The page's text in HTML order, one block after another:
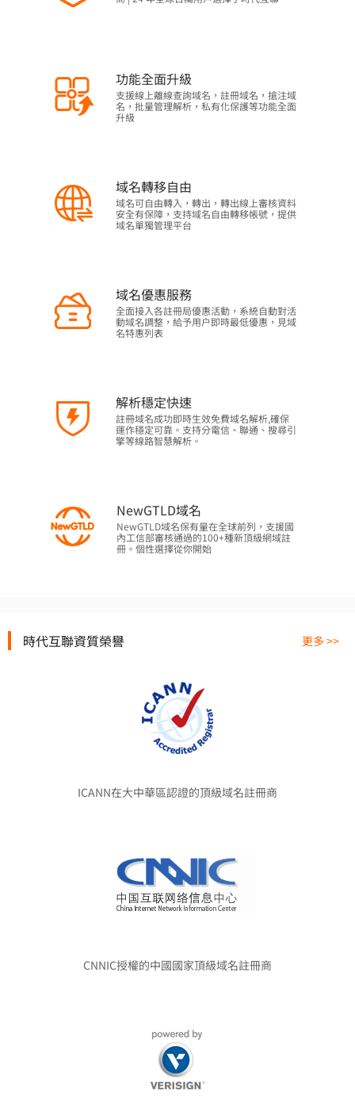
功能全面升級
支援線上離線查詢域名，註冊域名，搶注域
名，批量管理解析，私有化保護等功能全面
升級
域名轉移自由
域名可自由轉入，轉出，轉出線上審核資料
安全有保障，支持域名自由轉移帳號，提供
域名單獨管理平台
域名優惠服務
全面接入各註冊局優惠活動，系統自動對活
動域名調整，給予用户即時最低優惠，見域
名特惠列表
解析穩定快速
註冊域名成功即時生效免費域名解析,確保
運作穩定可靠。支持分電信、聯通、搜尋引
擎等線路智慧解析。
NewGTLD域名
NewGTLD域名保有量在全球前列，支援國
內工信部審核通過的100+種新頂級網域註
冊。個性選擇從你開始
時代互聯資質榮譽 更多 >>
ICANN在大中華區認證的頂級域名註冊商
CNNIC授權的中國國家頂級域名註冊商